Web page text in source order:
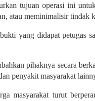
tujuan operasi ini
atau meminimalisir
yang didapat petugas
pihaknya secara
penyakit masyarakat
masyarakat turut